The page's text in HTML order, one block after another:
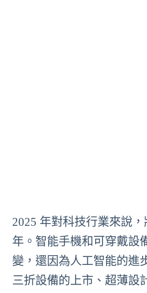
2025 年對科技行業來說
年。智能手機和可穿戴設
變，還因為人工智能的進
三折設備的上市、超薄設